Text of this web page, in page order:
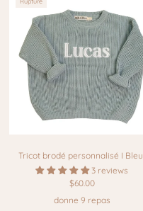
Tricot brodé personnalisé I Bleu
3 reviews
$60.00
donne 9 repas